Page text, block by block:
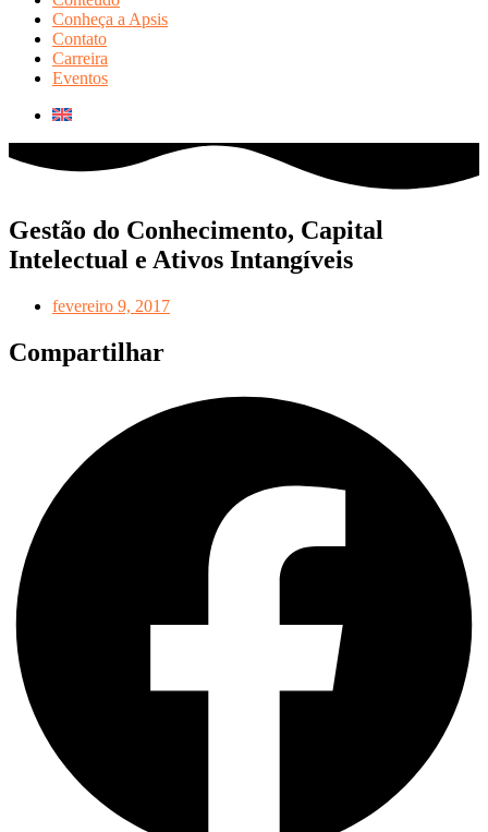
Conheça a Apsis
Contato
Carreira
Eventos
Gestão do Conhecimento, Capital
Intelectual e Ativos Intangíveis
fevereiro 9, 2017
Compartilhar